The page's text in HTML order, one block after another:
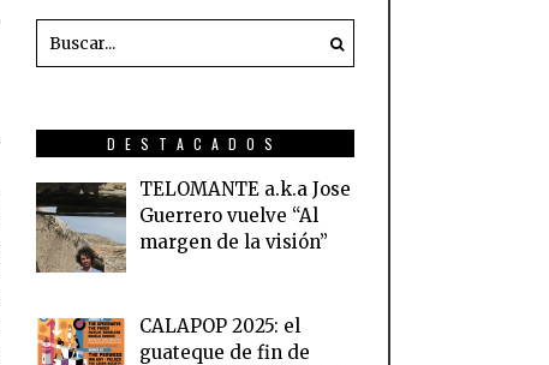
DESTACADOS
TELOMANTE a.k.a Jose
Guerrero vuelve “Al
margen de la visión”
CALAPOP 2025: el
guateque de fin de